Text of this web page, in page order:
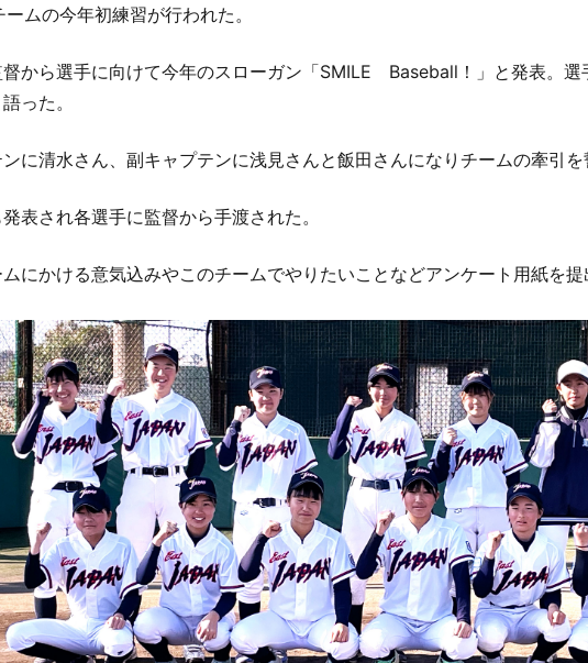
ムの今年初練習が行われた。
から選手に向けて今年のスローガン「SMILE Baseball！」と発表。選
った。
に清水さん、副キャプテンに浅見さんと飯田さんになりチームの牽引を
表され各選手に監督から手渡された。
にかける意気込みやこのチームでやりたいことなどアンケート用紙を